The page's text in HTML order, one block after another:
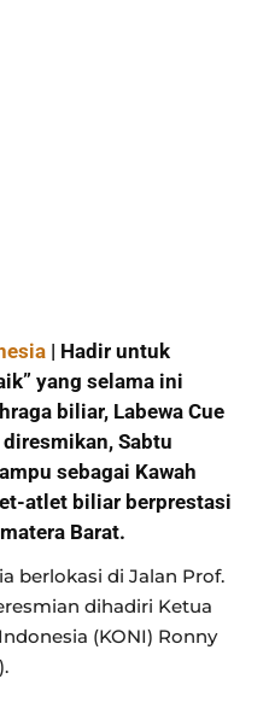
| Hadir untuk
yang selama ini
biliar, Labewa Cue
Sabtu
sebagai Kawah
atlet biliar berprestasi
Barat.
berlokasi di Jalan Prof.
dihadiri Ketua
(KONI) Ronny